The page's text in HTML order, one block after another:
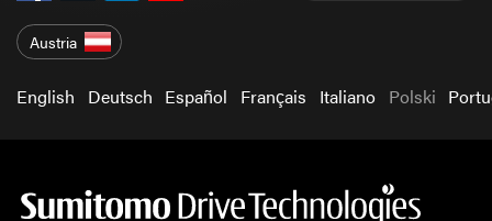
Austria
English Deutsch Español Français Italiano Polski